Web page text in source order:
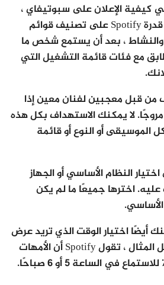
كيفية الإعلان على سبوتيفاي ،
حسب قائمة التشغيل قدرة Spotify على تصنيف قوائم
، بعد أن يستمع شخص ما
مع فئات قائمة التشغيل التي
من قبل معجبين لفنان معين إذا
لا يمكنك الاستهداف بكل هذه
الموسيقى أو النوع أو قائمة
النظام الأساسي أو الجهاز
اخترها جميعًا ما لم يكن
أيضًا اختيار الوقت الذي تريد عرض
إعلانك فيه، على سبيل المثال ، تقول Spotify أن الأمهات